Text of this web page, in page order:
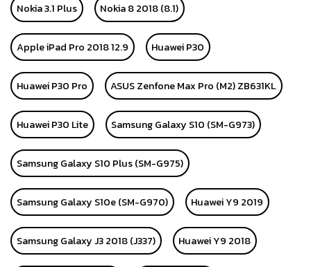
Nokia 3.1 Plus Nokia 8 2018 (8.1)
Apple iPad Pro 2018 12.9 Huawei P30
Huawei P30 Pro ASUS Zenfone Max Pro (M2) ZB631KL
Huawei P30 Lite Samsung Galaxy S10 (SM-G973)
Samsung Galaxy S10 Plus (SM-G975)
Samsung Galaxy S10e (SM-G970) Huawei Y9 2019
Samsung Galaxy J3 2018 (J337) Huawei Y9 2018